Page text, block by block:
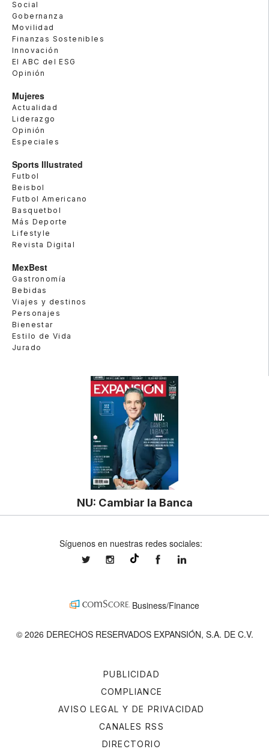
Social
Gobernanza
Movilidad
Finanzas Sostenibles
Innovación
El ABC del ESG
Opinión
Mujeres
Actualidad
Liderazgo
Opinión
Especiales
Sports Illustrated
Futbol
Beisbol
Futbol Americano
Basquetbol
Más Deporte
Lifestyle
Revista Digital
MexBest
Gastronomía
Bebidas
Viajes y destinos
Personajes
Bienestar
Estilo de Vida
Jurado
NU: Cambiar la Banca
PUBLICIDAD
COMPLIANCE
AVISO LEGAL Y DE PRIVACIDAD
CANALES RSS
DIRECTORIO
Síguenos en nuestras redes sociales:
expansionmxexpansionmx ExpansionMex
Business/Finance
© 2026 DERECHOS RESERVADOS EXPANSIÓN, S.A. DE C.V.